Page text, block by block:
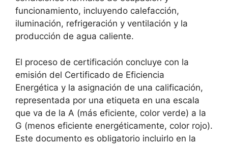
funcionamiento, incluyendo calefacción,
iluminación, refrigeración y ventilación y la
producción de agua caliente.
El proceso de certificación concluye con la
emisión del Certificado de Eficiencia
Energética y la asignación de una calificación,
representada por una etiqueta en una escala
que va de la A (más eficiente, color verde) a la
G (menos eficiente energéticamente, color rojo).
Este documento es obligatorio incluirlo en la